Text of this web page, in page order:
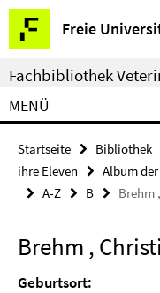
Springe
direkt
zu
Inhalt
Freie
Service-
Navigation
Fachbibliothek
MENÜ
Startseite Bibliothek
ihre Eleven
Album
A-Z
B Brehm
Brehm ,
Geburtsort: